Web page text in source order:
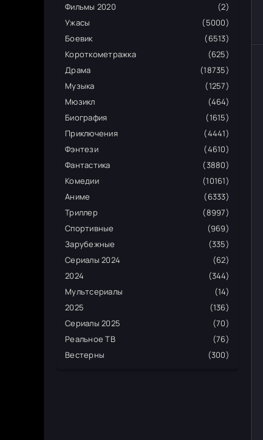
Фильмы 2020
(2)
Ужасы
(5000)
Боевик
(6513)
Короткометражка
(625)
Драма
(18735)
Музыка
(1257)
Мюзикл
(464)
Биография
(1615)
Приключения
(4441)
Фэнтези
(4610)
Фантастика
(3880)
Комедии
(10161)
Аниме
(6333)
Триллер
(8997)
Спортивные
(969)
Зарубежные
(335)
Сериалы 2024
(62)
2024
(344)
Мультсериалы
(14)
2025
(136)
Сериалы 2025
(70)
Реальное ТВ
(76)
Вестерны
(300)